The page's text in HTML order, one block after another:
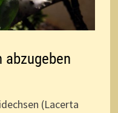
abzugeben
(Lacerta